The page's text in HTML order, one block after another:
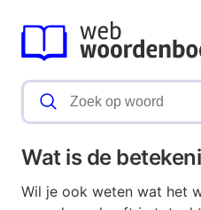
Wat is de
Wil je ook weten wat het